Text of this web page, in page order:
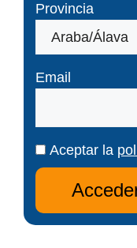
Provincia
Email
Aceptar la